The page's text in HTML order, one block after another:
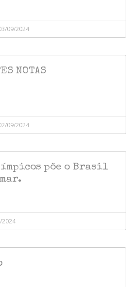
09/2024
NOTAS
09/2024
põe o Brasil
2024